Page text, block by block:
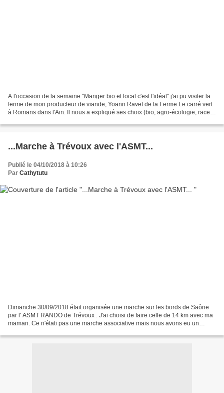
A l'occasion de la semaine "Manger bio et local c'est l'idéal" j'ai pu visiter la
ferme de mon producteur de viande, Yoann Ravet de la Ferme Le carré vert
à Romans dans l'Ain. Il nous a expliqué ses choix (bio, agro-écologie, race
...Marche à Trévoux avec l'ASMT...
Publié le 04/10/2018 à 10:26
Par Cathytutu
Dimanche 30/09/2018 était organisée une marche sur les bords de Saône
par l' ASMT RANDO de Trévoux . J'ai choisi de faire celle de 14 km avec ma
maman. Ce n'étati pas une marche associative mais nous avons eu un